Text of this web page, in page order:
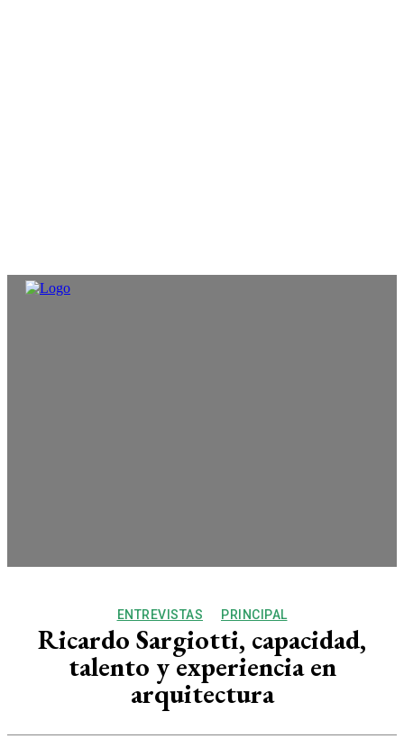
ENTREVISTAS PRINCIPAL
Ricardo Sargiotti, capacidad,
talento y experiencia en
arquitectura